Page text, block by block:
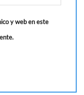
y web en este